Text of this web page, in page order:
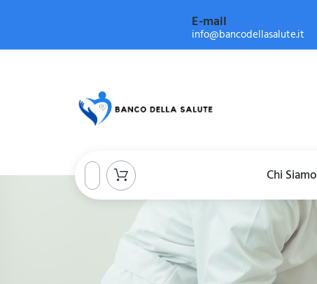
E-mail
info@bancodellasalute.it
Chi Siamo